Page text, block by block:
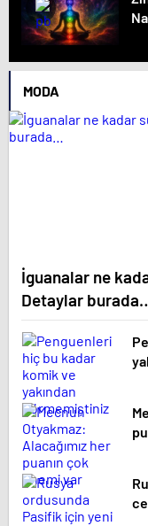
MODA
İguanalar ne
Detaylar